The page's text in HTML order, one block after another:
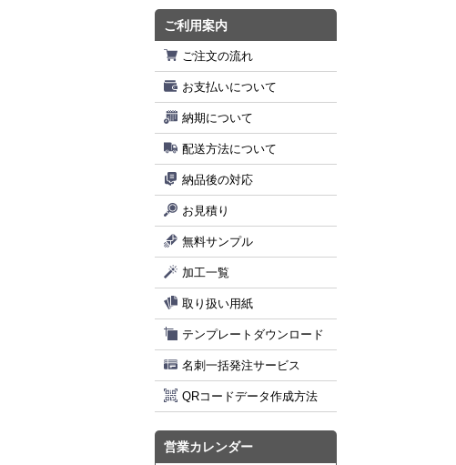
ご利用案内
ご注文の流れ
お支払いについて
納期について
配送方法について
納品後の対応
お見積り
無料サンプル
加工一覧
取り扱い用紙
テンプレートダウンロード
名刺一括発注サービス
QRコードデータ作成方法
営業カレンダー